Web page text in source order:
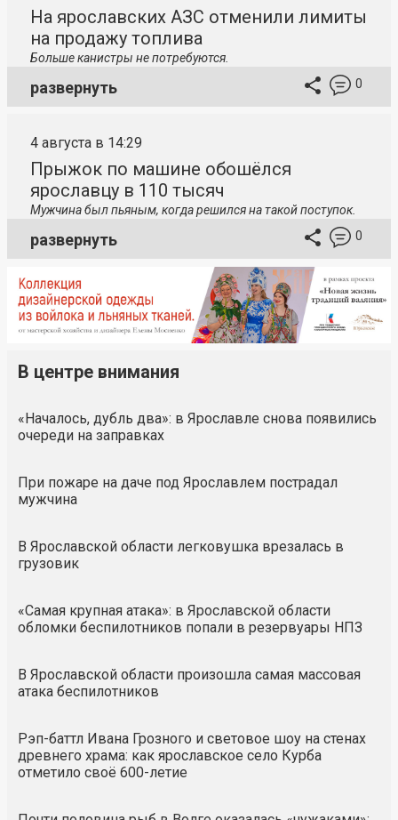
На ярославских АЗС отменили лимиты
на продажу топлива
Больше канистры не потребуются.
развернуть 0
4 августа в 14:29
Прыжок по машине обошёлся
ярославцу в 110 тысяч
Мужчина был пьяным, когда решился на такой поступок.
развернуть 0
В центре внимания
«Началось, дубль два»: в Ярославле снова появились
очереди на заправках
При пожаре на даче под Ярославлем пострадал
мужчина
В Ярославской области легковушка врезалась в
грузовик
«Самая крупная атака»: в Ярославской области
обломки беспилотников попали в резервуары НПЗ
В Ярославской области произошла самая массовая
атака беспилотников
Рэп-баттл Ивана Грозного и световое шоу на стенах
древнего храма: как ярославское село Курба
отметило своё 600-летие